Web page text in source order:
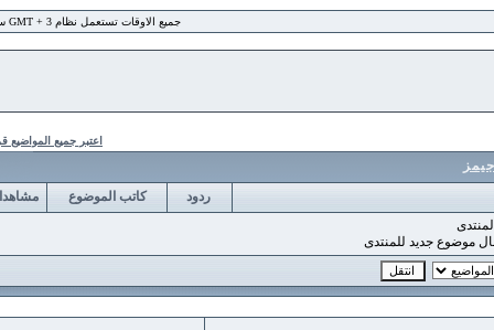
جميع الاوقات تستعمل نظام GMT + 3 ساعة
اعتبر جميع المواضيع قرأت
كاتب الموضوع
مشاهدات
جديد للمنتدى